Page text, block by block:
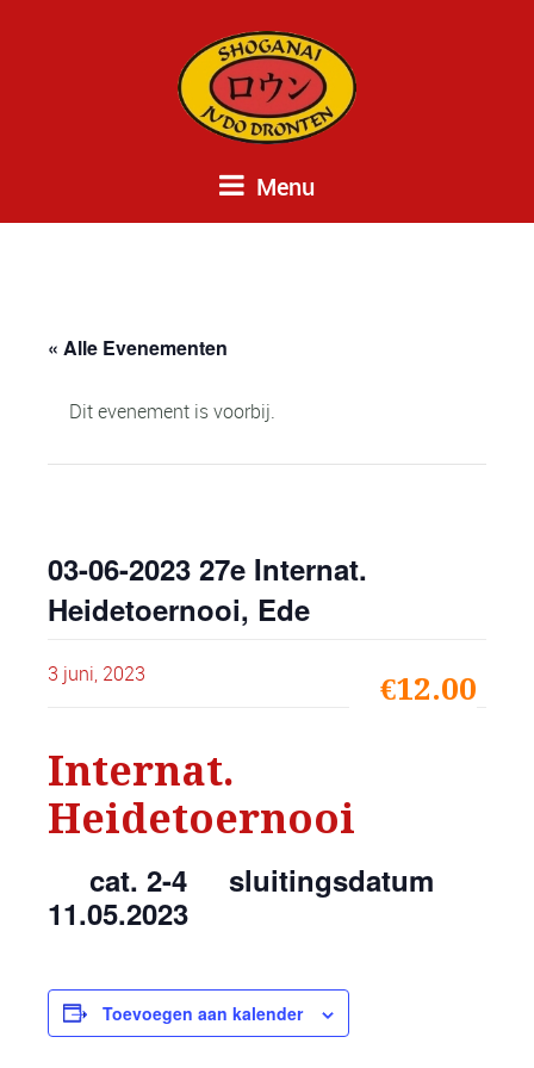
Menu
« Alle Evenementen
Dit evenement is voorbij.
03-06-2023 27e Internat.
Heidetoernooi, Ede
3 juni, 2023 €12.00
Internat.
Heidetoernooi
cat. 2-4 sluitingsdatum
11.05.2023
Toevoegen aan kalender